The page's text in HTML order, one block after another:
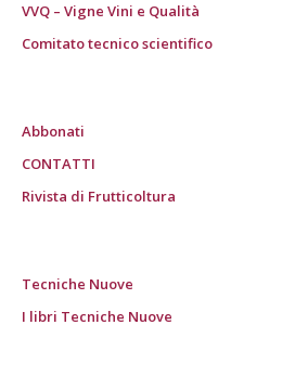
VVQ – Vigne Vini e Qualità
Comitato tecnico scientifico
Abbonati
CONTATTI
Rivista di Frutticoltura
Tecniche Nuove
I libri Tecniche Nuove